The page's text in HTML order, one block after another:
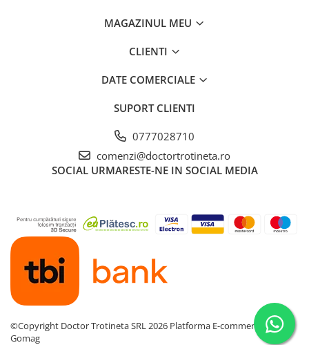
MAGAZINUL MEU
CLIENTI
DATE COMERCIALE
SUPORT CLIENTI
0777028710
comenzi@doctortrotineta.ro
SOCIAL URMARESTE-NE IN SOCIAL MEDIA
©Copyright Doctor Trotineta SRL 2026 Platforma E-commerce by
Gomag